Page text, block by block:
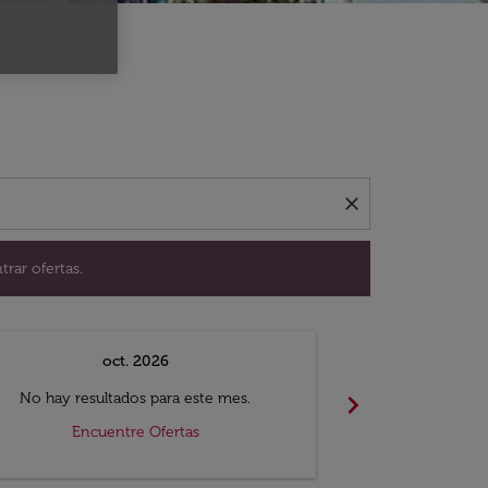
close
ofertas.
para encontrar ofertas.
oct. 2026
No hay resultados para este mes.
Encuentre Ofertas
chevron_right